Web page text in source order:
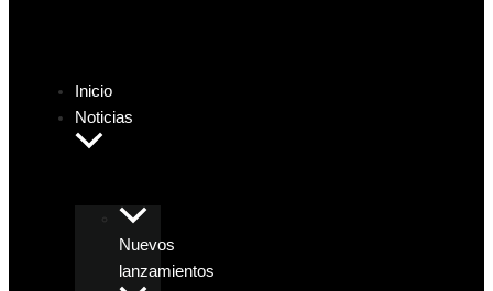
Inicio
Noticias
Nuevos
lanzamientos